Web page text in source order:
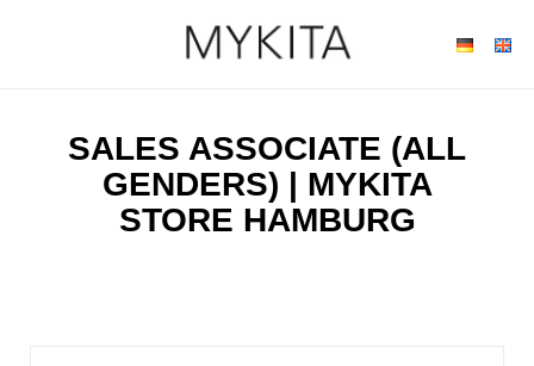
SALES ASSOCIATE (ALL
GENDERS) | MYKITA
STORE HAMBURG